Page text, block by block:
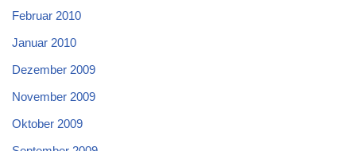
Februar 2010
Januar 2010
Dezember 2009
November 2009
Oktober 2009